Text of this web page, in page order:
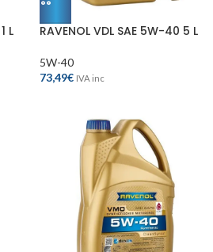
L RAVENOL VDL SAE 5W-40 5 L
5W-40
73,49€ IVA inc